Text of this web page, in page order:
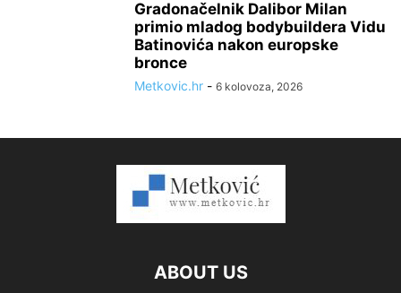
Gradonačelnik Dalibor Milan
primio mladog bodybuildera Vidu
Batinovića nakon europske
bronce
Metkovic.hr - 6 kolovoza, 2026
ABOUT US